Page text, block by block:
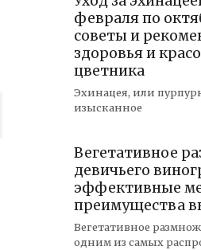
февраля по
советы и
здоровья и
цветника
Эхинацея, или
изысканное
Вегетативное
девичьего
эффективные
преимущества
Вегетативное
одним из самых